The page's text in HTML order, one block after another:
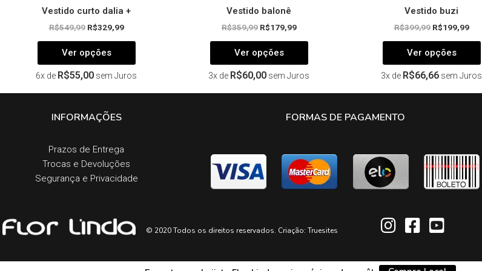
Vestido curto dalia +
R$549,99 R$329,99
Ver opções
6x de R$55,00 sem Juros
Vestido balonê
R$359,99 R$179,99
Ver opções
3x de R$60,00 sem Juros
Vestido buzi
R$399,99 R$199,99
Ver opções
3x de R$66,66 sem Juros
INFORMAÇÕES
Prazos de Entrega​
Trocas e Devoluções​
Segurança e Privacidade
FORMAS DE PAGAMENTO
© 2020 Todos os direitos reservados. Criação: Truesites